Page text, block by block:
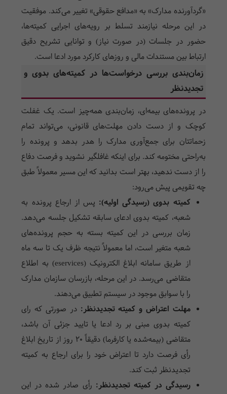
«گردآورنده مدارک» به «مدافع حقوقی» تغییر می‌کند. موفقیت
در این مرحله نیازمند تسلط بر رویه‌های اجرایی کمیته‌ها،
حضور در جلسات (در صورت نیاز) و توانایی تشریح دقیق
ارتباط بین مستندات مالی و روزهای کارکرد مورد ادعا است.
زمان‌بندی بررسی درخواست‌ها در کمیته‌های بدوی و
تجدیدنظر
در پرونده‌های بیمه‌ای، زمان‌بندی همه‌چیز است. یک غفلت
کوچک و از دست دادن مهلت‌های قانونی، می‌تواند تمام
زحماتتان برای جمع‌آوری مدارک را هدر بدهد و پرونده را
به‌راحتی مختومه کند. برای اینکه غافلگیر نشوید و فرصت دفاع
را از دست ندهید، بهتر است بدانید که این مسیر معمولاً طبق
چه تقویمی پیش می‌رود:
کمیته بدوی (رسیدگی اولیه): پس از ارجاع پرونده به
شعبه، کمیته بدوی ادعای سابقه تشکیل جلسه می‌دهد.
زمان بررسی در این کمیته بسته به حجم پرونده‌های
شعبه متغیر است، اما معمولاً نتیجه ظرف یک تا سه ماه
از طریق سامانه ابلاغ الکترونیک (eservices) به اطلاع
متقاضی می‌رسد. در این مرحله، بازرسان سازمان مدارک
را با سوابق موجود در سیستم تطبیق می‌دهند.
مهلت اعتراض و کمیته تجدیدنظر: در صورتی که رای
کمیته بدوی مبنی بر رد ادعا یا تایید جزئی آن باشد،
متقاضی (بیمه‌شده یا کارفرما) دقیقاً ۲۰ روز از تاریخ ابلاغ
رأی فرصت دارد تا اعتراض خود را برای ارجاع به کمیته
تجدیدنظر ثبت کند.
رسیدگی در کمیته تجدیدنظر: رأی صادر شده در این